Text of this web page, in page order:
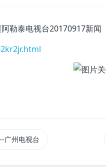
勒泰电视台20170917新闻
广州电视台